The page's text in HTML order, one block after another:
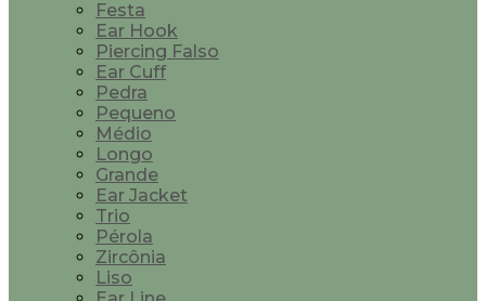
Festa
Ear Hook
Piercing Falso
Ear Cuff
Pedra
Pequeno
Médio
Longo
Grande
Ear Jacket
Trio
Pérola
Zircônia
Liso